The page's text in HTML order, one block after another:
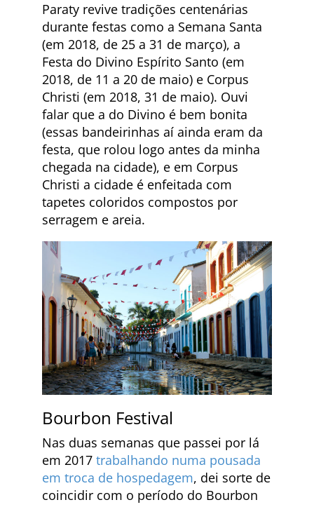
Paraty revive tradições centenárias
durante festas como a Semana Santa
(em 2018, de 25 a 31 de março), a
Festa do Divino Espírito Santo (em
2018, de 11 a 20 de maio) e Corpus
Christi (em 2018, 31 de maio). Ouvi
falar que a do Divino é bem bonita
(essas bandeirinhas aí ainda eram da
festa, que rolou logo antes da minha
chegada na cidade), e em Corpus
Christi a cidade é enfeitada com
tapetes coloridos compostos por
serragem e areia.
Bourbon Festival
Nas duas semanas que passei por lá
em 2017 trabalhando numa pousada
em troca de hospedagem, dei sorte de
coincidir com o período do Bourbon